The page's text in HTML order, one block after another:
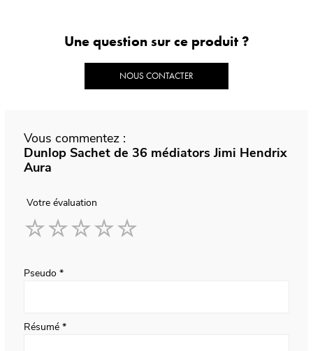
Une question sur ce produit ?
NOUS CONTACTER
Vous commentez :
Dunlop Sachet de 36 médiators Jimi Hendrix
Aura
Votre évaluation
Pseudo
Résumé